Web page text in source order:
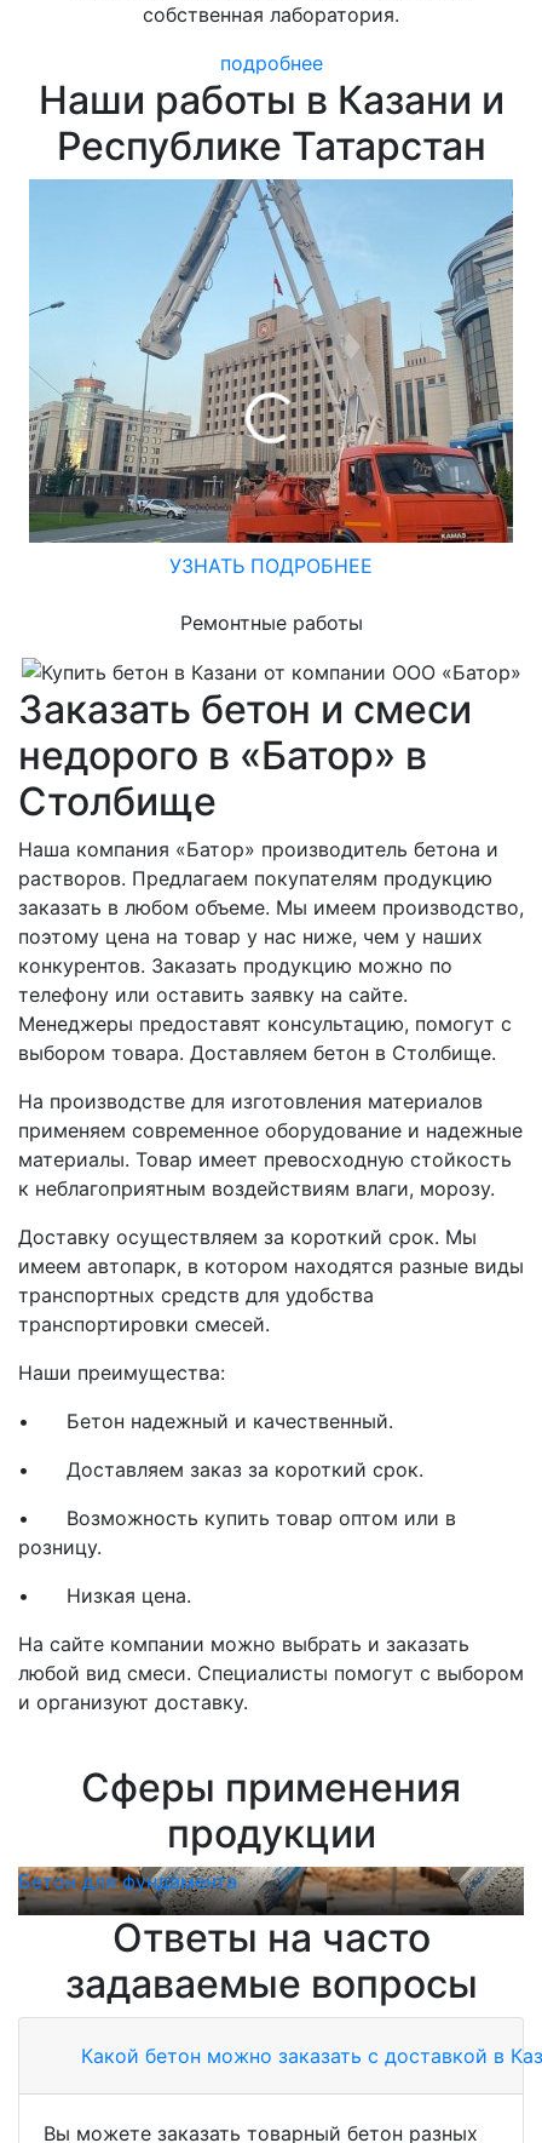
собственная лаборатория.
подробнее
Наши работы в Казани и
Республике Татарстан
УЗНАТЬ ПОДРОБНЕЕ
Ремонтные работы
Заказать бетон и смеси
недорого в «Батор» в
Столбище
Наша компания «Батор» производитель бетона и
растворов. Предлагаем покупателям продукцию
заказать в любом объеме. Мы имеем производство,
поэтому цена на товар у нас ниже, чем у наших
конкурентов. Заказать продукцию можно по
телефону или оставить заявку на сайте.
Менеджеры предоставят консультацию, помогут с
выбором товара. Доставляем бетон в Столбище.
На производстве для изготовления материалов
применяем современное оборудование и надежные
материалы. Товар имеет превосходную стойкость
к неблагоприятным воздействиям влаги, морозу.
Доставку осуществляем за короткий срок. Мы
имеем автопарк, в котором находятся разные виды
транспортных средств для удобства
транспортировки смесей.
Наши преимущества:
•
Бетон надежный и качественный.
•
Доставляем заказ за короткий срок.
•
Возможность купить товар оптом или в
розницу.
•
Низкая цена.
На сайте компании можно выбрать и заказать
любой вид смеси. Специалисты помогут с выбором
и организуют доставку.
Сферы применения
продукции
Бетон для фундамента
Ответы на часто
задаваемые вопросы
Какой бетон можно заказать с доставкой в
Вы можете заказать товарный бетон разных